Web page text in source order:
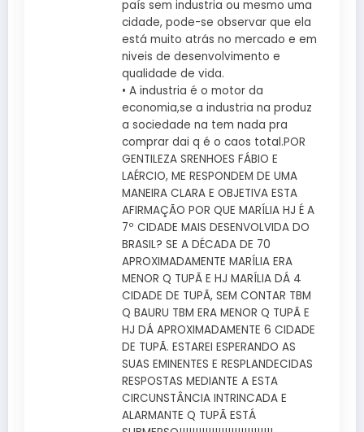
país sem industria ou mesmo uma
cidade, pode-se observar que ela
está muito atrás no mercado e em
niveis de desenvolvimento e
qualidade de vida.
• A industria é o motor da
economia,se a industria na produz
a sociedade na tem nada pra
comprar dai q é o caos total.POR
GENTILEZA SRENHOES FÁBIO E
LAÉRCIO, ME RESPONDEM DE UMA
MANEIRA CLARA E OBJETIVA ESTA
AFIRMAÇÃO POR QUE MARÍLIA HJ É A
7º CIDADE MAIS DESENVOLVIDA DO
BRASIL? SE A DÉCADA DE 70
APROXIMADAMENTE MARÍLIA ERA
MENOR Q TUPÃ E HJ MARÍLIA DÁ 4
CIDADE DE TUPÃ, SEM CONTAR TBM
Q BAURU TBM ERA MENOR Q TUPÃ E
HJ DÁ APROXIMADAMENTE 6 CIDADE
DE TUPÃ. ESTAREI ESPERANDO AS
SUAS EMINENTES E RESPLANDECIDAS
RESPOSTAS MEDIANTE A ESTA
CIRCUNSTÂNCIA INTRINCADA E
ALARMANTE Q TUPÃ ESTÁ